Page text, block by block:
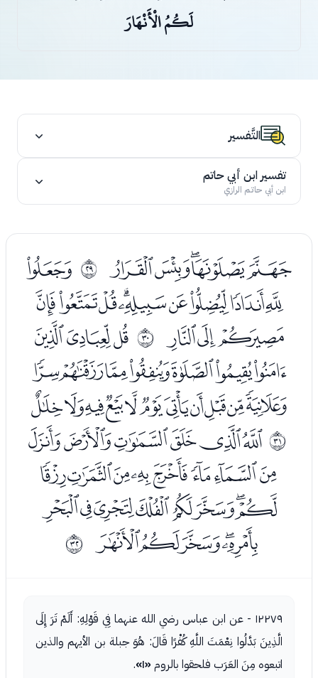
لَكُمُ الْأَنْهَارَ
التَّفسير
تفسير ابن أبي حاتم
ابن أبي حاتم الرازي
ﮐﮑﮒﮓﮔ ﰜ ﮖ
ﮗﮘﮙﮚﮛﮜﮝﮞﮟ
ﮠﮡﮢ ﰝ ﮤﮥﮦ
ﮧﮨﮩﮪﮫﮬﮭ
ﮮﮯﮰﮱﯓﯔﯕﯖﯗﯘﯙ
ﰞﯛﯜﯝﯞﯟﯠ
ﯡﯢﯣﯤﯥﯦﯧﯨ
ﯩﯪﯫﯬﯭﯮﯯﯰ
ﯱﯲﯳﯴﯵ ﰟ
١٢٢٧٩ - عن ابن عباس رضي الله عنهما فِي قَوْلِهِ: أَلَمْ تَرَ إِلَى
الَّذِينَ بَدَّلُوا نِعْمَتَ اللَّهِ كُفْرًا قَالَ: هُوَ جبلة بن الأيهم والذين
اتبعوه مِنَ العَرَب فلحقوا بالروم «١» .